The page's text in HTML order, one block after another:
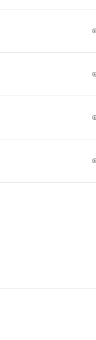
ดียว ใช้ชีวิตคนเดีย
กกัน